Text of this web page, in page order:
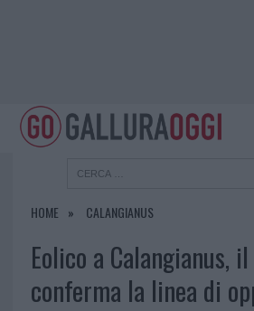
HOME CALANGIANUS
Eolico a Calangianus,
conferma la linea di